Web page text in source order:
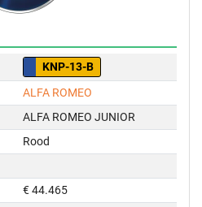
KNP-13-B
ALFA ROMEO
ALFA ROMEO JUNIOR
Rood
€ 44.465